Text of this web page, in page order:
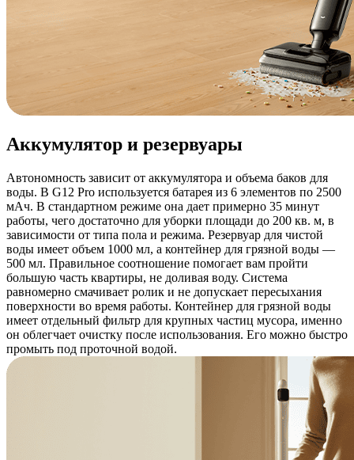
Аккумулятор и резервуары
Автономность зависит от аккумулятора и объема баков для
воды. В G12 Pro используется батарея из 6 элементов по 2500
мАч. В стандартном режиме она дает примерно 35 минут
работы, чего достаточно для уборки площади до 200 кв. м, в
зависимости от типа пола и режима. Резервуар для чистой
воды имеет объем 1000 мл, а контейнер для грязной воды —
500 мл. Правильное соотношение помогает вам пройти
большую часть квартиры, не доливая воду. Система
равномерно смачивает ролик и не допускает пересыхания
поверхности во время работы. Контейнер для грязной воды
имеет отдельный фильтр для крупных частиц мусора, именно
он облегчает очистку после использования. Его можно быстро
промыть под проточной водой.